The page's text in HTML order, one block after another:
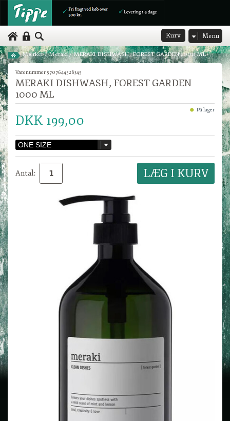
Kurv Menu
Mærker/ Meraki/ MERAKI DISHWASH, FOREST GARDEN 1000 ML
Varenummer 5707644528345
MERAKI DISHWASH, FOREST GARDEN
1000 ML
På lager
DKK 199,00
Antal: